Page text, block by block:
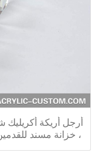
، خزانة مسند